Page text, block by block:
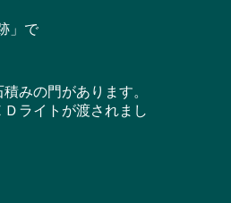
」で
みの門があります。
ライトが渡されまし